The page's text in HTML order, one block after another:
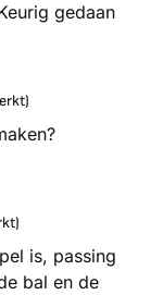
gedaan
is, passing
bal en de